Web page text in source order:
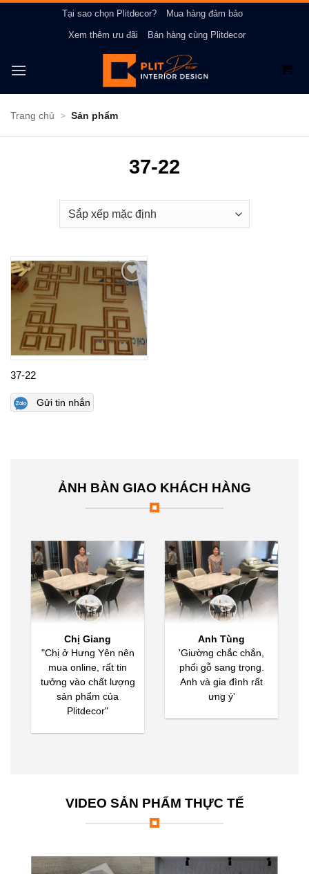
Tại sao chọn Plitdecor? Mua hàng đảm bảo
Xem thêm ưu đãi Bán hàng cùng Plitdecor
Trang chủ > Sản phẩm
37-22
Add to
wishlist
37-22
Gửi tin nhắn
ẢNH BÀN GIAO KHÁCH HÀNG
Chị Giang
"Chị ở Hưng Yên nên
mua online, rất tin
tưởng vào chất lượng
sản phẩm của
Plitdecor"
Anh Tùng
'Giường chắc chắn,
phối gỗ sang trọng.
Anh và gia đình rất
ưng ý'
VIDEO SẢN PHẨM THỰC TẾ